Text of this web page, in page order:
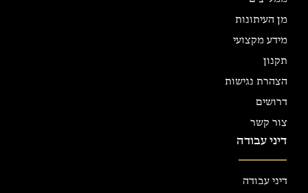
מן העיתונות
מידע מקצועי
תקנון
הצהרת נגישות
דרושים
צור קשר
דיני עבודה
דיני עבודה